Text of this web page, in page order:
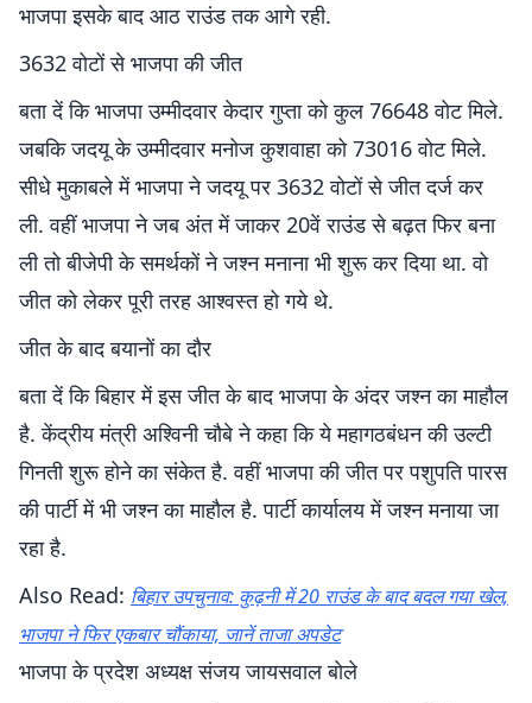
भाजपा इसके बाद आठ राउंड तक आगे रही.
3632 वोटों से भाजपा की जीत
बता दें कि भाजपा उम्मीदवार केदार गुप्ता को कुल 76648 वोट मिले.
जबकि जदयू के उम्मीदवार मनोज कुशवाहा को 73016 वोट मिले.
सीधे मुकाबले में भाजपा ने जदयू पर 3632 वोटों से जीत दर्ज कर
ली. वहीं भाजपा ने जब अंत में जाकर 20वें राउंड से बढ़त फिर बना
ली तो बीजेपी के समर्थकों ने जश्न मनाना भी शुरू कर दिया था. वो
जीत को लेकर पूरी तरह आश्वस्त हो गये थे.
जीत के बाद बयानों का दौर
बता दें कि बिहार में इस जीत के बाद भाजपा के अंदर जश्न का माहौल
है. केंद्रीय मंत्री अश्विनी चौबे ने कहा कि ये महागठबंधन की उल्टी
गिनती शुरू होने का संकेत है. वहीं भाजपा की जीत पर पशुपति पारस
की पार्टी में भी जश्न का माहौल है. पार्टी कार्यालय में जश्न मनाया जा
रहा है.
Also Read: बिहार उपचुनाव: कुढ़नी में 20 राउंड के बाद बदल गया खेल,
भाजपा ने फिर एकबार चौंकाया, जानें ताजा अपडेट
भाजपा के प्रदेश अध्यक्ष संजय जायसवाल बोले